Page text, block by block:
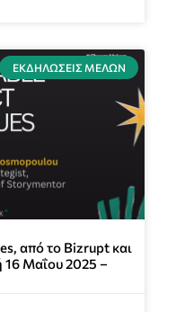
ΕΚΔΗΛΏΣΕΙΣ ΜΕΛΏΝ
από το Bizrupt και
16 Μαΐου 2025 –